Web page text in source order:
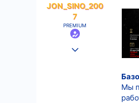
JON_SINO_200
7
PREMIUM
Мы